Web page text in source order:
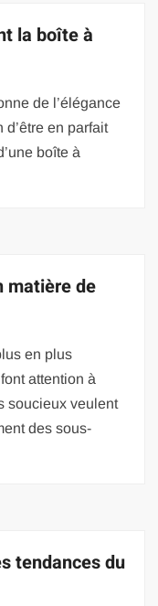
la boîte à
de l’élégance
en parfait
boîte à
matière de
en plus
attention à
soucieux veulent
des sous-
tendances du